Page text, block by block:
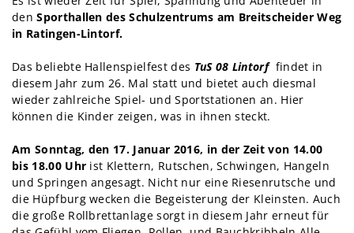
denSporthallen des Schulzentrums am Breitscheider Weg
in Ratingen-Lintorf.
Das beliebte Hallenspielfest des TuS 08 Lintorffindet in
diesem Jahr zum 26. Mal statt und bietet auch diesmal
wieder zahlreiche Spiel- und Sportstationen an. Hier
können die Kinder zeigen, was in ihnen steckt.
Am Sonntag, den 17. Januar 2016, in der Zeit von 14.00
bis 18.00 Uhr ist Klettern, Rutschen, Schwingen, Hangeln
und Springen angesagt. Nicht nur eine Riesenrutsche und
die Hüpfburg wecken die Begeisterung der Kleinsten. Auch
die große Rollbrettanlage sorgt in diesem Jahr erneut für